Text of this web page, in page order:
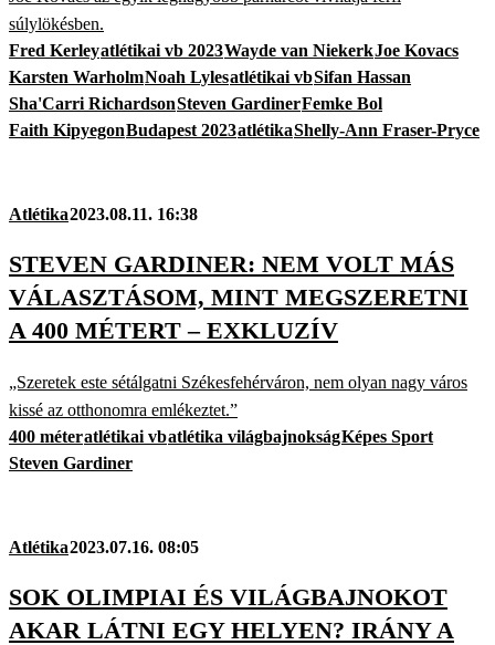
súlylökésben.
Fred Kerleyatlétikai vb 2023Wayde van NiekerkJoe Kovacs
Karsten WarholmNoah Lylesatlétikai vbSifan Hassan
Sha'Carri RichardsonSteven GardinerFemke Bol
Faith KipyegonBudapest 2023atlétikaShelly-Ann Fraser-Pryce
Atlétika2023.08.11. 16:38
STEVEN GARDINER: NEM VOLT MÁS
VÁLASZTÁSOM, MINT MEGSZERETNI
A 400 MÉTERT – EXKLUZÍV
„Szeretek este sétálgatni Székesfehérváron, nem olyan nagy város
kissé az otthonomra emlékeztet.”
400 méteratlétikai vbatlétika világbajnokságKépes Sport
Steven Gardiner
Atlétika2023.07.16. 08:05
SOK OLIMPIAI ÉS VILÁGBAJNOKOT
AKAR LÁTNI EGY HELYEN? IRÁNY A